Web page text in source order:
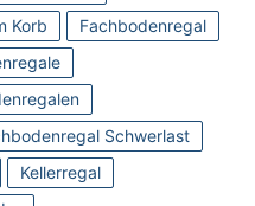
Korb
Fachbodenregal
Schwerlast
Kellerregal